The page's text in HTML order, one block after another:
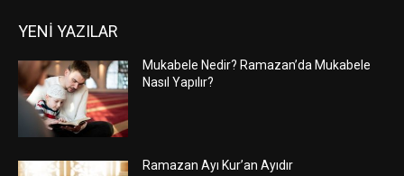
YENİ YAZILAR
Mukabele Nedir? Ramazan’da Mukabele
Nasıl Yapılır?
Ramazan Ayı Kur’an Ayıdır